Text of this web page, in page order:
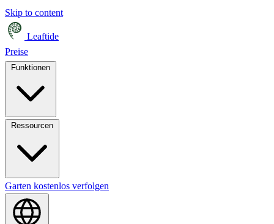
Skip to content
Leaftide
Preise
Garten kostenlos verfolgen